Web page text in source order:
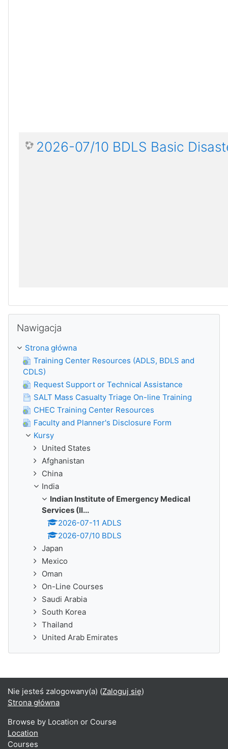
2026-07/10 BDLS Basic
Nawigacja
Strona główna
Training Center Resources (ADLS, BDLS and
CDLS)
Request Support or Technical Assistance
SALT Mass Casualty Triage On-line Training
CHEC Training Center Resources
Faculty and Planner's Disclosure Form
Kursy
United States
Afghanistan
China
India
Indian Institute of Emergency Medical
Services (II...
2026-07-11 ADLS
2026-07/10 BDLS
Japan
Mexico
Oman
On-Line Courses
Saudi Arabia
South Korea
Thailand
United Arab Emirates
Nie jesteś zalogowany(a) (Zaloguj się)
Strona główna
Browse by Location or Course
Location
Courses